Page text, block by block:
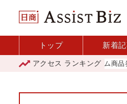
トップ 新着
アクセス ランキング
「青森市プレミアム商品券」利用店